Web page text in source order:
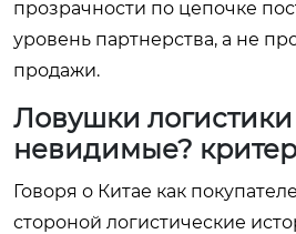
прозрачности по цепочке
уровень партнерства, а не
продажи.
Ловушки логистики
невидимые?
Говоря о Китае как
стороной логистические